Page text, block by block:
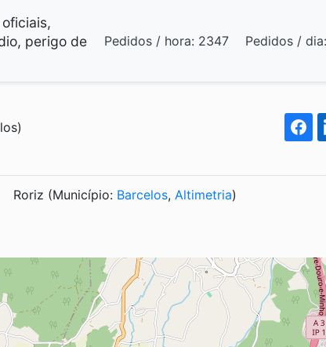
perigo de
Pedidos / hora: 2347 Pedidos / dia:
Roriz (Município: Barcelos,Altimetria)